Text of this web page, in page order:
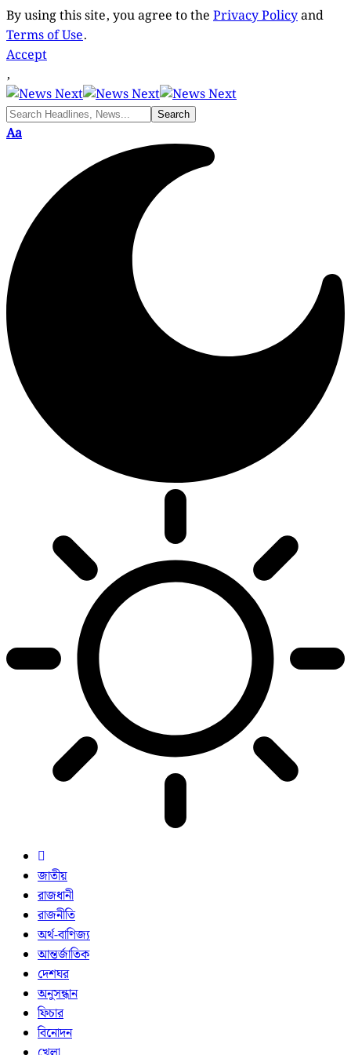
By using this site, you agree to the Privacy Policyand
Terms of Use.
Accept
,
Font
Aa
জাতীয়
রাজধানী
রাজনীতি
অর্থ-বাণিজ্য
আন্তর্জাতিক
দেশঘর
অনুসন্ধান
ফিচার
বিনোদন